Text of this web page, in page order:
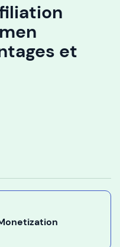
et